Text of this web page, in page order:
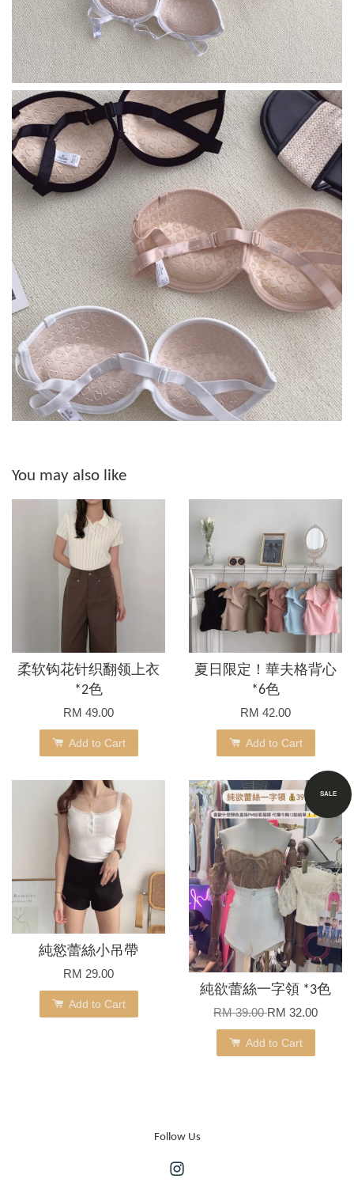
You may also like
柔软钩花针织翻领上衣
*2色
RM 49.00
Add to Cart
夏日限定！華夫格背心
*6色
RM 42.00
Add to Cart
純慾蕾絲小吊帶
RM 29.00
Add to Cart
SALE
純欲蕾絲一字領 *3色
RM 39.00RM 32.00
Add to Cart
Follow Us